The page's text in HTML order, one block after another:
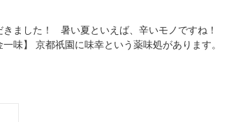
きました！ 暑い夏といえば、辛いモノですね！
一味】 京都祇園に味幸という薬味処があります。